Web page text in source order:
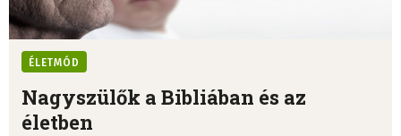
ÉLETMÓD
Nagyszülők a Bibliában és az
életben